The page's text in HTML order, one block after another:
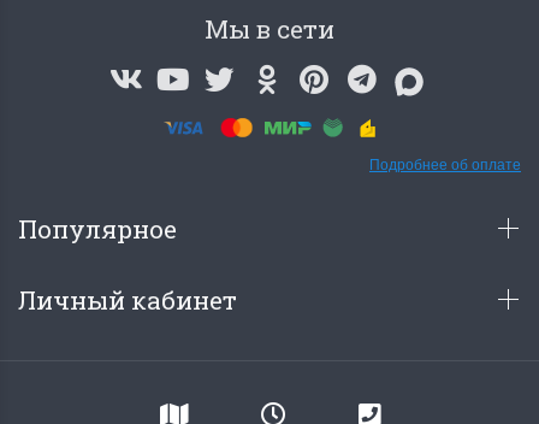
Мы в сети
Подробнее об оплате
Популярное
Личный кабинет